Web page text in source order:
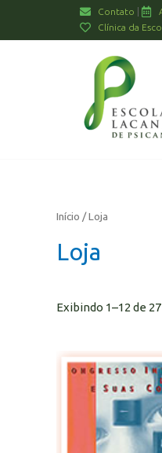
Contato
Clínica da
Início / Loja
Loja
Exibindo 1–12 de